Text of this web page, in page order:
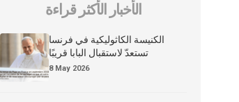
الأخبار الأكثر قراءة
الكنيسة الكاثوليكية في فرنسا
تستعدّ لاستقبال البابا قريبًا
8 May 2026